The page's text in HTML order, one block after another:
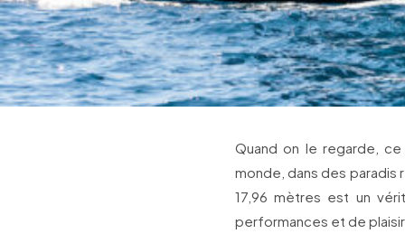
Quand on le regarde,
monde, dans des paradis
17,96 mètres est un
performances et de